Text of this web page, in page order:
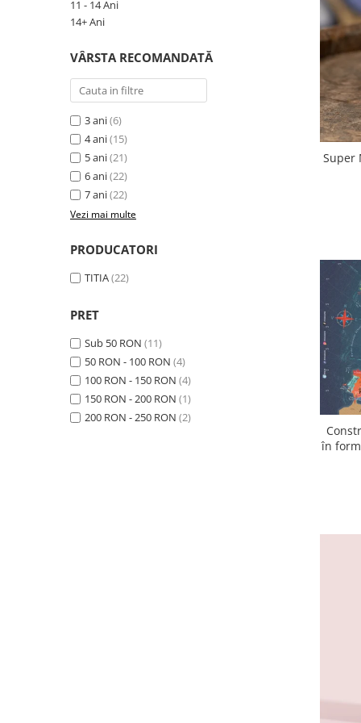
Colecția Păcălici
11 - 14 Ani
14+ Ani
VÂRSTA RECOMANDATĂ
3 ani(6)
4 ani(15)
5 ani(21)
6 ani(22)
7 ani(22)
Vezi mai multe
PRODUCATORI
TITIA(22)
PRET
Sub 50 RON (11)
50 RON - 100 RON (4)
100 RON - 150 RON (4)
150 RON - 200 RON (1)
200 RON - 250 RON (2)
Super
în